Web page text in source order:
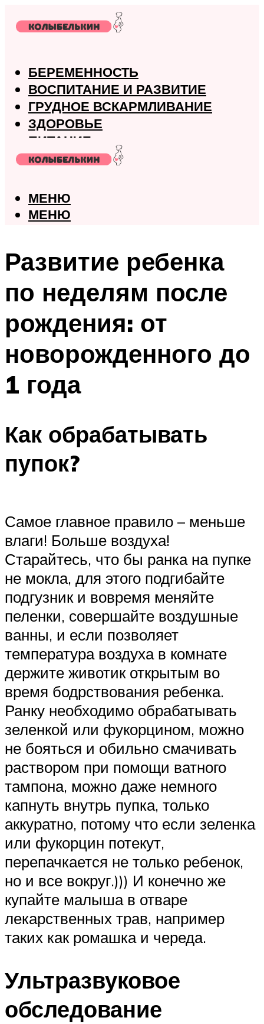
БЕРЕМЕННОСТЬ
ВОСПИТАНИЕ И РАЗВИТИЕ
ГРУДНОЕ ВСКАРМЛИВАНИЕ
ЗДОРОВЬЕ
ПИТАНИЕ
РОДЫ
МЕНЮ
МЕНЮ
Развитие ребенка
по неделям после
рождения: от
новорожденного до
1 года
Как обрабатывать
пупок?
Самое главное правило – меньше
влаги! Больше воздуха!
Старайтесь, что бы ранка на пупке
не мокла, для этого подгибайте
подгузник и вовремя меняйте
пеленки, совершайте воздушные
ванны, и если позволяет
температура воздуха в комнате
держите животик открытым во
время бодрствования ребенка.
Ранку необходимо обрабатывать
зеленкой или фукорцином, можно
не бояться и обильно смачивать
раствором при помощи ватного
тампона, можно даже немного
капнуть внутрь пупка, только
аккуратно, потому что если зеленка
или фукорцин потекут,
перепачкается не только ребенок,
но и все вокруг.))) И конечно же
купайте малыша в отваре
лекарственных трав, например
таких как ромашка и череда.
Ультразвуковое
обследование